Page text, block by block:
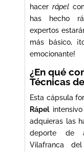
hacerrápel
has hecho
expertos
más básico,
emocionante!
¿En qué
Técnicas
Esta cápsula
Rápelintensivo
adquieras las
deporte de
Vilafranca